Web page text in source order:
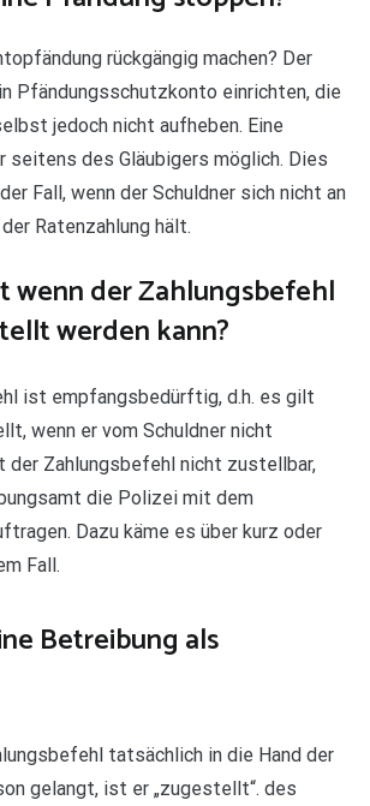
rückgängig machen? Der
Pfändungsschutzkonto einrichten, die
jedoch nicht aufheben. Eine
seitens des Gläubigers möglich. Dies
Fall, wenn der Schuldner sich nicht an
Ratenzahlung hält.
wenn der Zahlungsbefehl
werden kann?
ist empfangsbedürftig, d.h. es gilt
wenn er vom Schuldner nicht
der Zahlungsbefehl nicht zustellbar,
die Polizei mit dem
Dazu käme es über kurz oder
Fall.
Betreibung als
tatsächlich in die Hand der
gelangt, ist er „zugestellt“. des